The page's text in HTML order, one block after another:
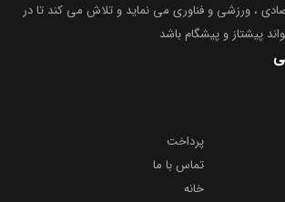
، ورزشی و فناوری می نماید و تلاش می کند تا در
پیشتاز و پیشگام باشد
پرداخت
تماس با ما
خانه